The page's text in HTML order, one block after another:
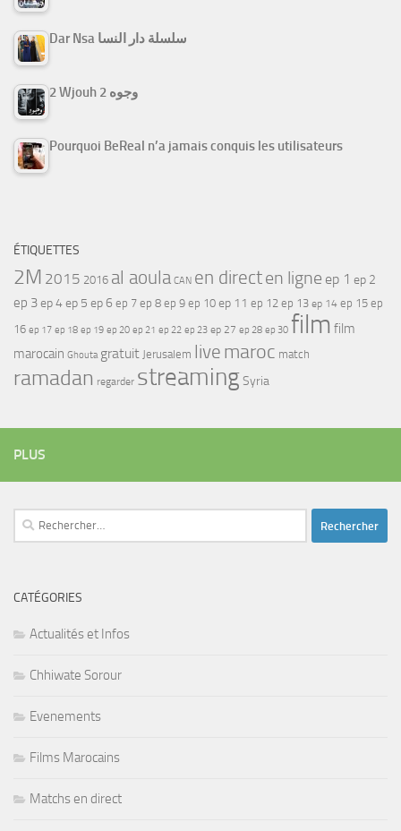
Dar Nsa سلسلة دار النسا
2 Wjouh 2 وجوه
Pourquoi BeReal n’a jamais conquis les utilisateurs
ÉTIQUETTES
2M 2015 2016 al aoula CAN en directen ligne ep 1 ep 2
ep 3ep 4ep 5 ep 6 ep 7 ep 8 ep 9 ep 10 ep 11 ep 12 ep 13 ep 14 ep 15 ep
16 ep 17 ep 18 ep 19 ep 20 ep 21 ep 22 ep 23 ep 27 ep 28 ep 30 film film
marocain Ghouta gratuit Jerusalem live maroc match
ramadan regarder streamingSyria
PLUS
Rechercher :
CATÉGORIES
Actualités et Infos
Chhiwate Sorour
Evenements
Films Marocains
Matchs en direct